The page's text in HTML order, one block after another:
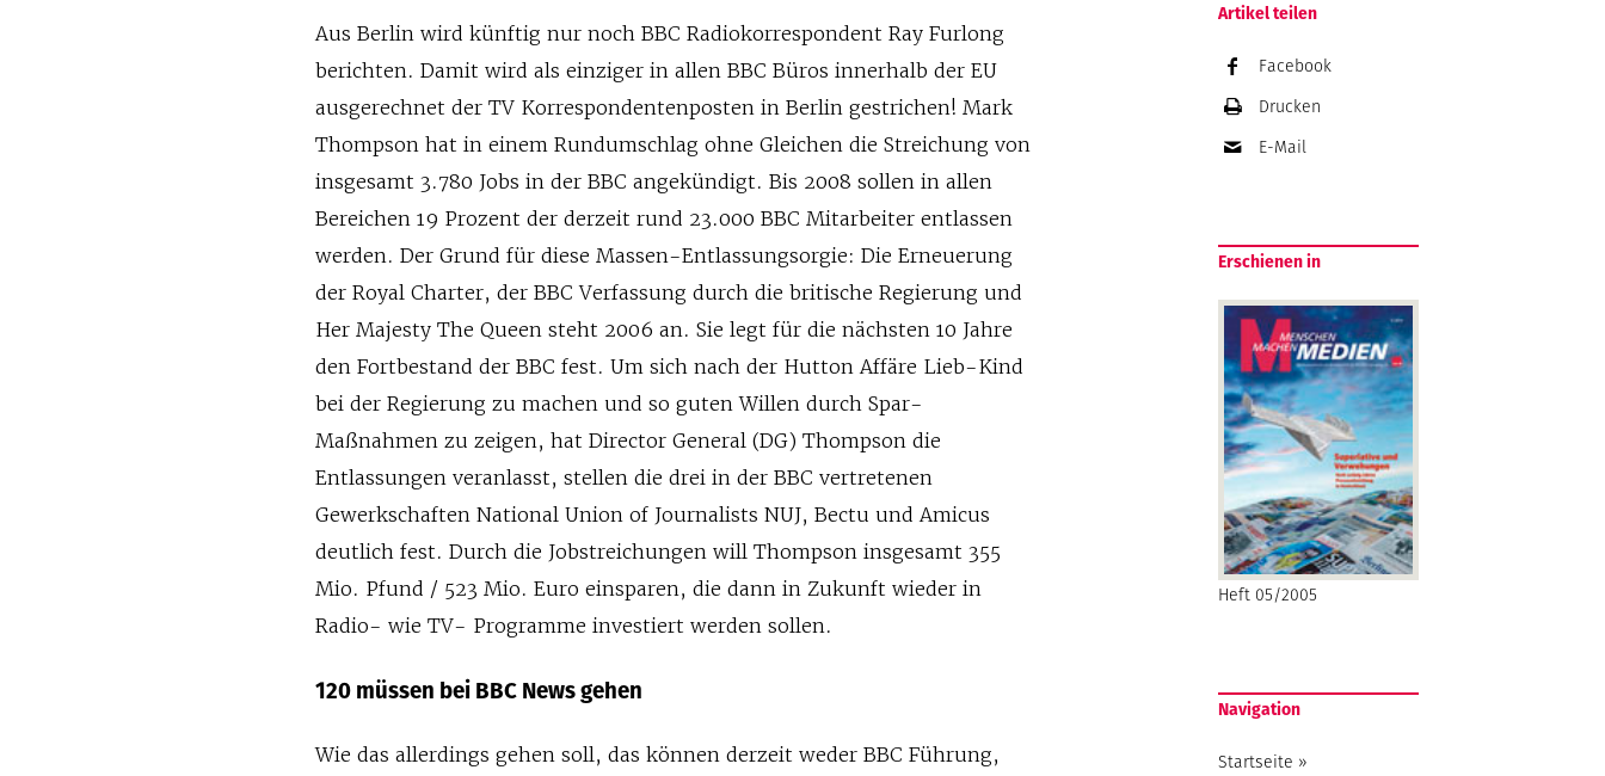
Aus Berlin wird künftig nur noch BBC Radiokorrespondent Ray Furlong
berichten. Damit wird als einziger in allen BBC Büros innerhalb der EU
ausgerechnet der TV Korrespondentenposten in Berlin gestrichen! Mark
Thompson hat in einem Rundumschlag ohne Gleichen die Streichung von
insgesamt 3.780 Jobs in der BBC angekündigt. Bis 2008 sollen in allen
Bereichen 19 Prozent der derzeit rund 23.000 BBC Mitarbeiter entlassen
werden. Der Grund für diese Massen-Entlassungsorgie: Die Erneuerung
der Royal Charter, der BBC Verfassung durch die britische Regierung und
Her Majesty The Queen steht 2006 an. Sie legt für die nächsten 10 Jahre
den Fortbestand der BBC fest. Um sich nach der Hutton Affäre Lieb-Kind
bei der Regierung zu machen und so guten Willen durch Spar-
Maßnahmen zu zeigen, hat Director General (DG) Thompson die
Entlassungen veranlasst, stellen die drei in der BBC vertretenen
Gewerkschaften National Union of Journalists NUJ, Bectu und Amicus
deutlich fest. Durch die Jobstreichungen will Thompson insgesamt 355
Mio. Pfund / 523 Mio. Euro einsparen, die dann in Zukunft wieder in
Radio- wie TV- Programme investiert werden sollen.
120 müssen bei BBC News gehen
Wie das allerdings gehen soll, das können derzeit weder BBC Führung,
Artikel teilen
Facebook
Drucken
E-Mail
Erschienen in
Heft 05/2005
Navigation
Startseite »